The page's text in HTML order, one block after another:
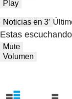
Play
Noticias en 3′
Estas escuchando
Mute
Volumen